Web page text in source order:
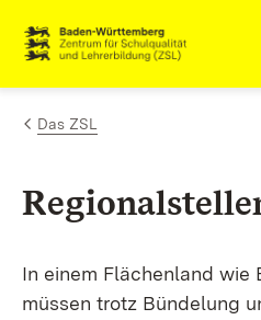
Zum Inhalt springen
Link zur Startseite
Das ZSL
In einem Flächenland wie
müssen trotz Bündelung